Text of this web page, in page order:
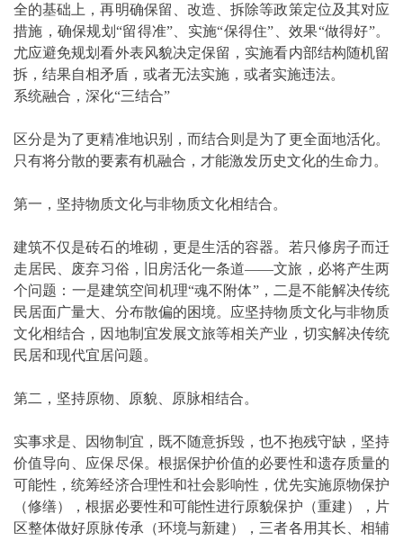
全的基础上，再明确保留、改造、拆除等政策定位及其对应
措施，确保规划“留得准”、实施“保得住”、效果“做得好”。
尤应避免规划看外表风貌决定保留，实施看内部结构随机留
拆，结果自相矛盾，或者无法实施，或者实施违法。
系统融合，深化“三结合”
区分是为了更精准地识别，而结合则是为了更全面地活化。
只有将分散的要素有机融合，才能激发历史文化的生命力。
第一，坚持物质文化与非物质文化相结合。
建筑不仅是砖石的堆砌，更是生活的容器。若只修房子而迁
走居民、废弃习俗，旧房活化一条道——文旅，必将产生两
个问题：一是建筑空间机理“魂不附体”，二是不能解决传统
民居面广量大、分布散偏的困境。应坚持物质文化与非物质
文化相结合，因地制宜发展文旅等相关产业，切实解决传统
民居和现代宜居问题。
第二，坚持原物、原貌、原脉相结合。
实事求是、因物制宜，既不随意拆毁，也不抱残守缺，坚持
价值导向、应保尽保。根据保护价值的必要性和遗存质量的
可能性，统筹经济合理性和社会影响性，优先实施原物保护
（修缮），根据必要性和可能性进行原貌保护（重建），片
区整体做好原脉传承（环境与新建），三者各用其长、相辅